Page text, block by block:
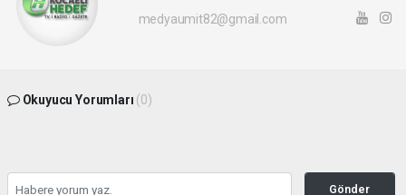
medyaumit82@gmail.com
Okuyucu Yorumları (0)
Gönder